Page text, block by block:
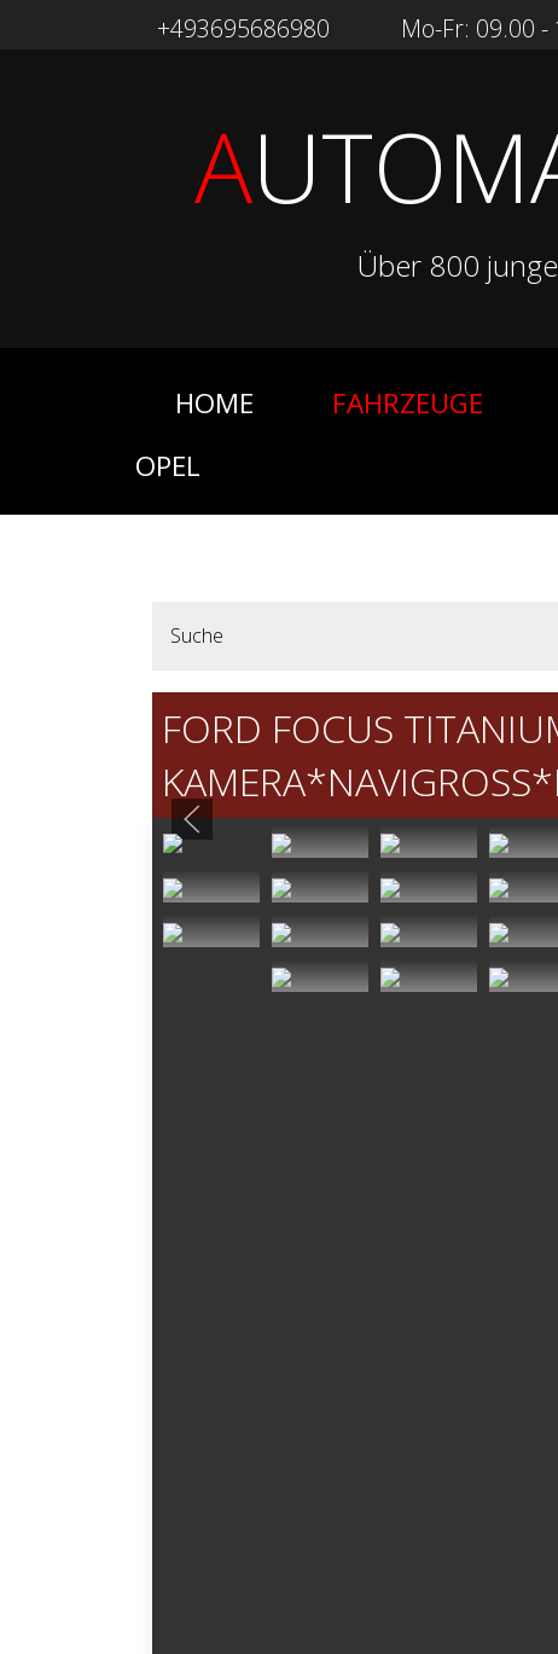
+493695686980 Mo-Fr: 09.00 -
A
Über 800
HOME FAHRZEUGE
OPEL
Suche
FORD FOCUS